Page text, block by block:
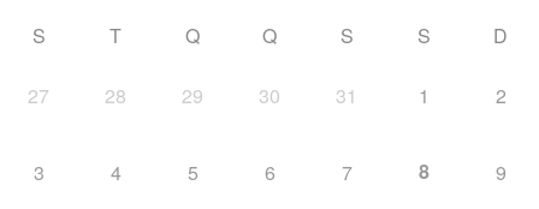
S T Q Q S S D
27 28 29 30 31 1 2
3 4 5 6 7 8 9